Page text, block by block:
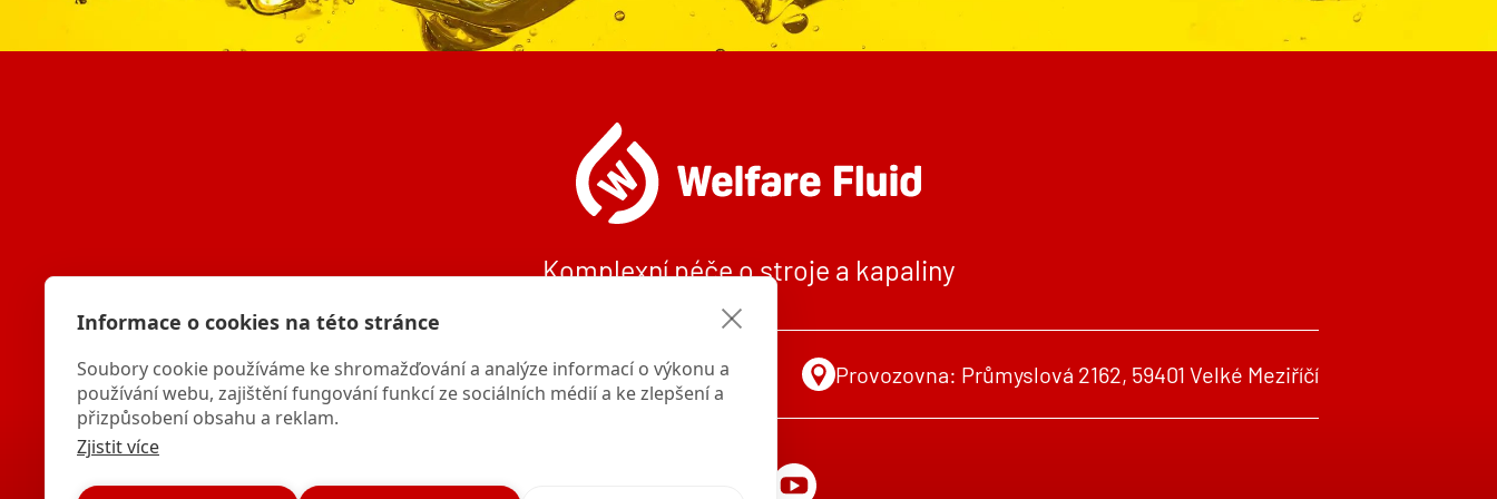
Komplexní péče o stroje a kapaliny
+420 724 241 729 (7 - 16 h) info@welfarefluid.cz Provozovna: Průmyslová 2162, 59401 Velké Meziříčí
Informace o cookies na této stránce
Soubory cookie používáme ke shromažďování a analýze informací o výkonu a
používání webu, zajištění fungování funkcí ze sociálních médií a ke zlepšení a
přizpůsobení obsahu a reklam.
Zjistit více